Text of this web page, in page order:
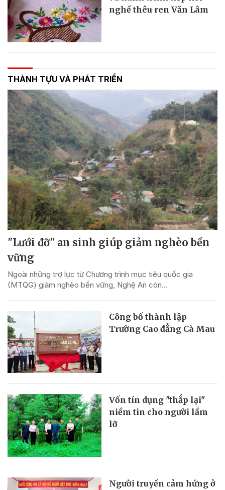
nghề thêu ren Văn Lâm
THÀNH TỰU VÀ PHÁT TRIỂN
"Lưới đỡ" an sinh giúp giảm nghèo bền
vững
Ngoài những trợ lực từ Chương trình mục tiêu quốc gia
(MTQG) giảm nghèo bền vững, Nghệ An còn...
Công bố thành lập
Trường Cao đẳng Cà Mau
Vốn tín dụng "thắp lại"
niềm tin cho người lầm
lỡ
Người truyền cảm hứng ở